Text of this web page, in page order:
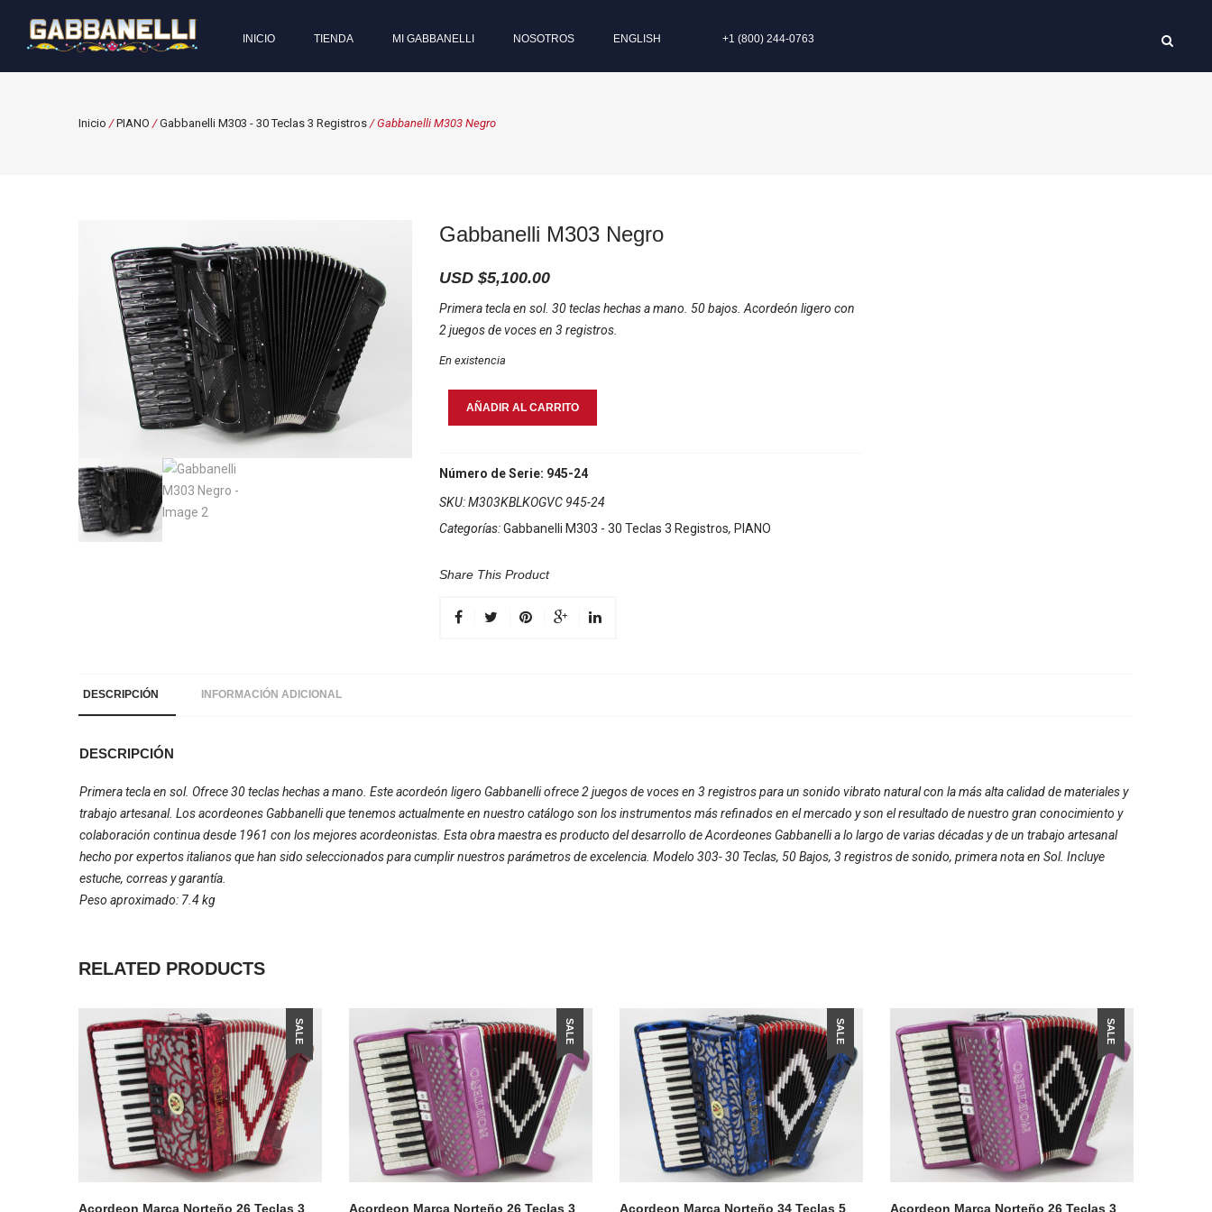
INICIO TIENDA MI GABBANELLI NOSOTROS ENGLISH +1 (800) 244-0763
Inicio /PIANO /Gabbanelli M303 - 30 Teclas 3 Registros / Gabbanelli M303 Negro
Gabbanelli M303 Negro
USD $5,100.00
Primera tecla en sol. 30 teclas hechas a mano. 50 bajos. Acordeón ligero con
2 juegos de voces en 3 registros.
En existencia
Gabbanelli
AÑADIR AL CARRITO
Número de Serie: 945-24
SKU:M303KBLKOGVC 945-24
Categorías:Gabbanelli M303 - 30 Teclas 3 Registros, PIANO
Share This Product
DESCRIPCIÓN INFORMACIÓN ADICIONAL
DESCRIPCIÓN
Primera tecla en sol. Ofrece 30 teclas hechas a mano. Este acordeón ligero Gabbanelli ofrece 2 juegos de voces en 3 registros para un sonido vibrato natural con la más alta calidad de materiales y
trabajo artesanal. Los acordeones Gabbanelli que tenemos actualmente en nuestro catálogo son los instrumentos más refinados en el mercado y son el resultado de nuestro gran conocimiento y
colaboración continua desde 1961 con los mejores acordeonistas. Esta obra maestra es producto del desarrollo de Acordeones Gabbanelli a lo largo de varias décadas y de un trabajo artesanal
hecho por expertos italianos que han sido seleccionados para cumplir nuestros parámetros de excelencia. Modelo 303- 30 Teclas, 50 Bajos, 3 registros de sonido, primera nota en Sol. Incluye
estuche, correas y garantía.
Peso aproximado: 7.4 kg
RELATED PRODUCTS
SALE
Acordeon Marca Norteño 26 Teclas 3
SALE
Acordeon Marca Norteño 26 Teclas 3
SALE
Acordeon Marca Norteño 34 Teclas 5
SALE
Acordeon Marca Norteño 26 Teclas 3